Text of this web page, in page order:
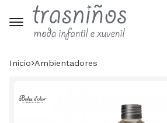
Inicio ambientadores